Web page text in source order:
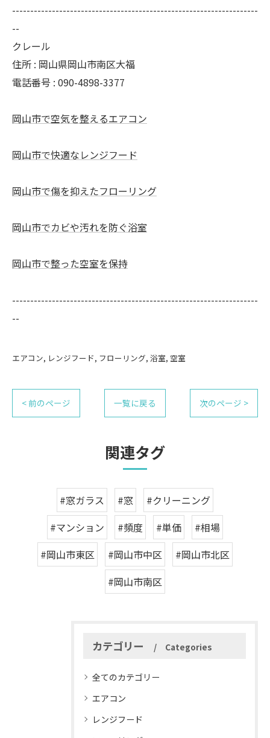
--------------------------------------------------------------------
--
クレール
住所 : 岡山県岡山市南区大福
電話番号 : 090-4898-3377
岡山市で空気を整えるエアコン
岡山市で快適なレンジフード
岡山市で傷を抑えたフローリング
岡山市でカビや汚れを防ぐ浴室
岡山市で整った空室を保持
--------------------------------------------------------------------
--
エアコン レンジフード フローリング 浴室 空室
< 前のページ 一覧に戻る 次のページ >
関連タグ
#窓ガラス #窓
#クリーニング
#マンション
#頻度 #単価
#相場
#岡山市東区
#岡山市中区
#岡山市北区
#岡山市南区
カテゴリー Categories
全てのカテゴリー
エアコン
レンジフード